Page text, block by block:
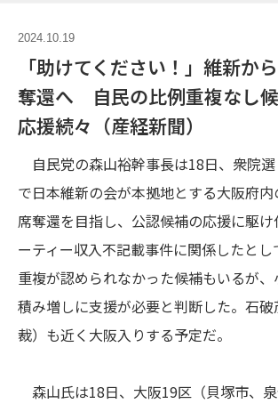
2024.10.19
「助けてください！」維新か
奪還へ 自民の比例重複なし
応援続々（産経新聞）
自民党の森山裕幹事長は18日、衆院選
で日本維新の会が本拠地とする大阪府
席奪還を目指し、公認候補の応援に駆
ーティー収入不記載事件に関係したと
重複が認められなかった候補もいるが
積み増しに支援が必要と判断した。石
裁）も近く大阪入りする予定だ。
森山氏は18日、大阪19区（貝塚市、